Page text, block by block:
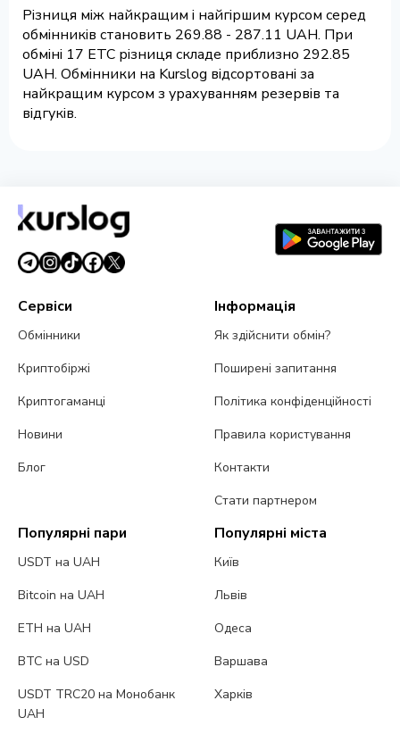
Різниця між найкращим і найгіршим курсом серед
обмінників становить 269.88 - 287.11 UAH. При
обміні 17 ETC різниця складе приблизно 292.85
UAH. Обмінники на Kurslog відсортовані за
найкращим курсом з урахуванням резервів та
відгуків.
Сервіси
Обмінники
Криптобіржі
Криптогаманці
Новини
Блог
Інформація
Як здійснити обмін?
Поширені запитання
Політика конфіденційності
Правила користування
Контакти
Стати партнером
Популярні пари
USDT на UAH
Bitcoin на UAH
ETH на UAH
BTC на USD
USDT TRC20 на Монобанк
UAH
Популярні міста
Київ
Львів
Одеса
Варшава
Харків